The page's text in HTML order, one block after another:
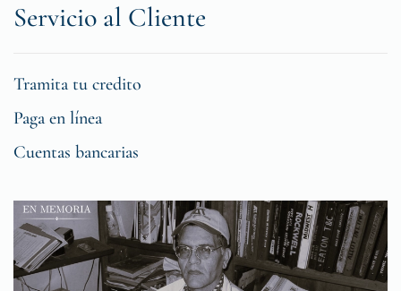
Servicio al Cliente
Tramita tu credito
Paga en línea
Cuentas bancarias